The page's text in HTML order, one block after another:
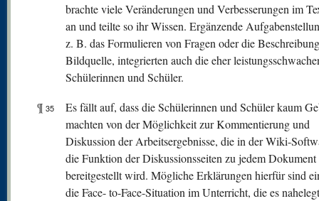
brachte viele Veränderungen und Verbesserungen im
an und teilte so ihr Wissen. Ergänzende
z. B. das Formulieren von Fragen oder die
Bildquelle, integrierten auch die eher
Schülerinnen und Schüler.
¶ 35
Es fällt auf, dass die Schülerinnen und Schüler kaum
machten von der Möglichkeit zur Kommentierung und
Diskussion der Arbeitsergebnisse, die in der Wiki-
die Funktion der Diskussionsseiten zu jedem Dokument
bereitgestellt wird. Mögliche Erklärungen hierfür sind
die Face- to-Face-Situation im Unterricht, die es